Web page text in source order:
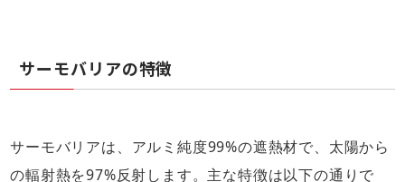
サーモバリアの特徴
サーモバリアは、アルミ純度99%の遮熱材で、太陽から
の輻射熱を97%反射します。主な特徴は以下の通りで